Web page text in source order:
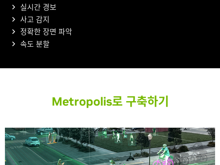
실시간 경보
사고 감지
정확한 장면 파악
속도 분할
Metropolis로 구축하기